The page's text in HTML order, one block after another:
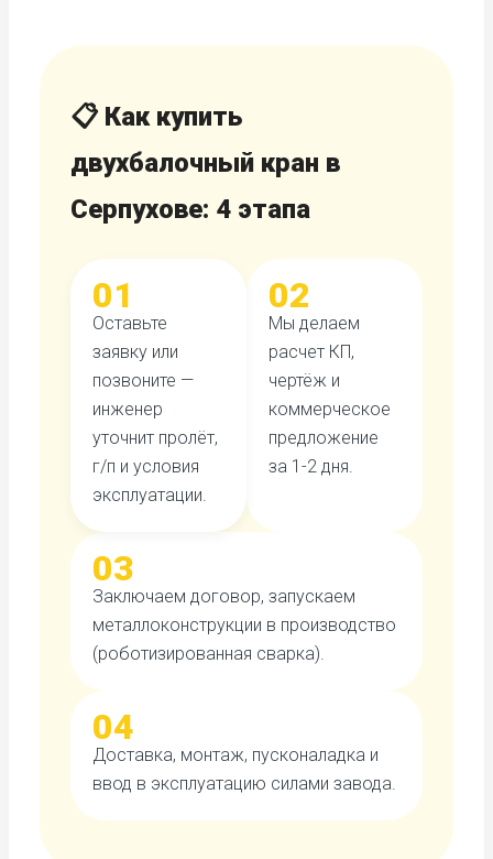
📋 Как купить
двухбалочный кран в
Серпухове: 4 этапа
01
Оставьте
заявку или
позвоните —
инженер
уточнит пролёт,
г/п и условия
эксплуатации.
02
Мы делаем
расчет КП,
чертёж и
коммерческое
предложение
за 1-2 дня.
03
Заключаем договор, запускаем
металлоконструкции в производство
(роботизированная сварка).
04
Доставка, монтаж, пусконаладка и
ввод в эксплуатацию силами завода.